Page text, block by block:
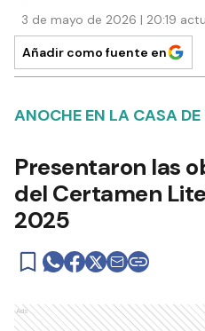
3 de mayo de 2026 | 20:19
Añadir como fuente en
ANOCHE EN LA CASA DE
Presentaron las
del Certamen
2025
Ads